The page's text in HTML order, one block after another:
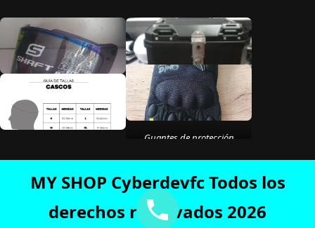
Guantes de protección
MY SHOP Cyberdevfc Todos los
derechos reservados 2026